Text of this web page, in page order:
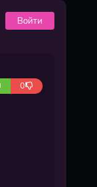
Войти
0